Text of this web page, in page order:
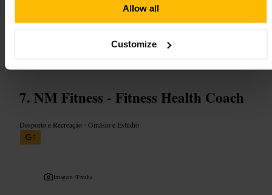
Allow all
Customize
sessão com treinador, confirme disponibilidade com antecedência.
https://www.jcfitness.co.uk/
NM Fitness - Fitness Health Coach
Desporto e Recreação •Ginásio e Estúdio
5
Imagem /Fresha